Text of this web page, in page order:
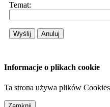
Temat:
Wyślij Anuluj
Informacje o plikach cookie
Ta strona używa plików